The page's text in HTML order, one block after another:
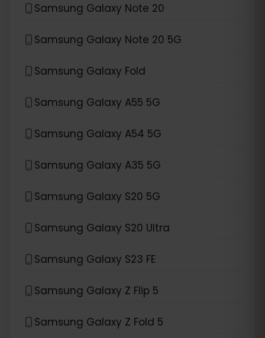
Samsung Galaxy Note 20
Samsung Galaxy Note 20 5G
Samsung Galaxy Fold
Samsung Galaxy A55 5G
Samsung Galaxy A54 5G
Samsung Galaxy A35 5G
Samsung Galaxy S20 5G
Samsung Galaxy S20 Ultra
Samsung Galaxy S23 FE
Samsung Galaxy Z Flip 5
Samsung Galaxy Z Fold 5